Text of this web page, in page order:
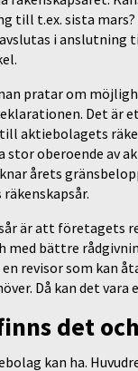
till t.ex. sista
i
pratar om
Det är
aktiebolagets
oberoende av
årets
är att företagets
bättre
som kan
Då kan det
det
kan ha.